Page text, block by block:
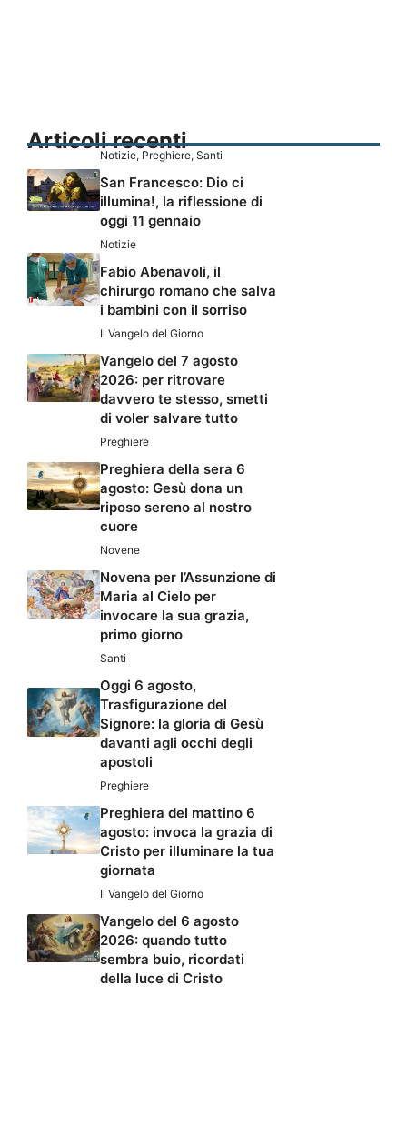
Articoli recenti
Notizie, Preghiere, Santi
San Francesco: Dio ci
illumina!, la riflessione di
oggi 11 gennaio
Notizie
Fabio Abenavoli, il
chirurgo romano che salva
i bambini con il sorriso
Il Vangelo del Giorno
Vangelo del 7 agosto
2026: per ritrovare
davvero te stesso, smetti
di voler salvare tutto
Preghiere
Preghiera della sera 6
agosto: Gesù dona un
riposo sereno al nostro
cuore
Novene
Novena per l’Assunzione di
Maria al Cielo per
invocare la sua grazia,
primo giorno
Santi
Oggi 6 agosto,
Trasfigurazione del
Signore: la gloria di Gesù
davanti agli occhi degli
apostoli
Preghiere
Preghiera del mattino 6
agosto: invoca la grazia di
Cristo per illuminare la tua
giornata
Il Vangelo del Giorno
Vangelo del 6 agosto
2026: quando tutto
sembra buio, ricordati
della luce di Cristo